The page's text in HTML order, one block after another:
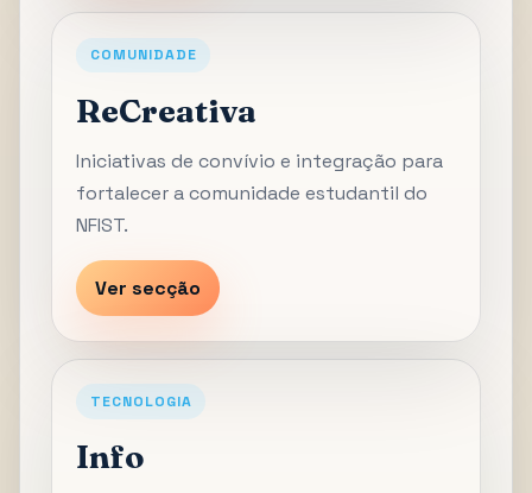
COMUNIDADE
ReCreativa
Iniciativas de convívio e integração para
fortalecer a comunidade estudantil do
NFIST.
Ver secção
TECNOLOGIA
Info